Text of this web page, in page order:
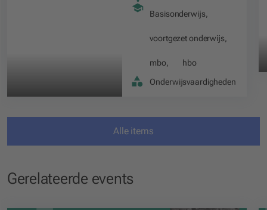
Basisonderwijs,
voortgezet onderwijs,
mbo,
hbo
Onderwijsvaardigheden
Alle items
Gerelateerde events